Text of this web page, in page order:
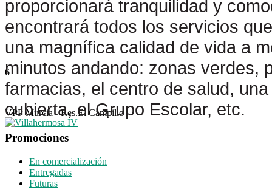
6
VPP Murcia - Res.El Campillo
proporcionará tranquilidad y
encontrará todos los servicios
una magnífica calidad de vida a
minutos andando: zonas verdes,
farmacias, el centro de salud,
cubierta, el Grupo Escolar, etc.
Promociones
En comercialización
Entregadas
Futuras